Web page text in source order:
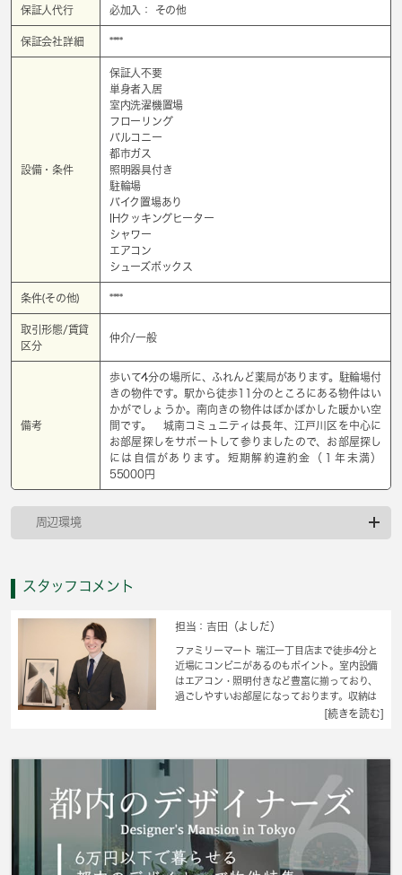
保証人代行 必加入： その他
保証会社詳細 ****
設備・条件
保証人不要
単身者入居
室内洗濯機置場
フローリング
バルコニー
都市ガス
照明器具付き
駐輪場
バイク置場あり
IHクッキングヒーター
シャワー
エアコン
シューズボックス
条件(その他) ****
取引形態/賃貸
区分
仲介/一般
備考
歩いて4分の場所に、ふれんど薬局があります。駐輪場付
きの物件です。駅から徒歩11分のところにある物件はい
かがでしょうか。南向きの物件はぽかぽかした暖かい空
間です。 城南コミュニティは長年、江戸川区を中心に
お部屋探しをサポートして参りましたので、お部屋探し
には自信があります。短期解約違約金（１年未満）
55000円
周辺環境
スタッフコメント
担当：吉田（よしだ）
ファミリーマート 瑞江一丁目店まで徒歩4分と
近場にコンビニがあるのもポイント。室内設備
はエアコン・照明付きなど豊富に揃っており、
過ごしやすいお部屋になっております。収納は
クロゼット・シューズボックスなど豊富なの
屋であれば入居までスムーズです。初期費用を
まい探しを 城南コミュニティにお手伝いさせ
てください。多種多様な賃貸情報を取り扱って
いる当社でなら、きっと素敵な住まいを見つけ
ることができます。
[続きを読む]